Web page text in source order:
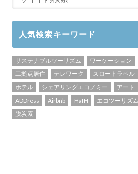
人気検索キーワード
サステナブルツーリズム ワーケーション
二拠点居住
テレワーク スロートラベル
ホテル
シェアリングエコノミー アート
ADDress
Airbnb HafH エコツーリズム
脱炭素